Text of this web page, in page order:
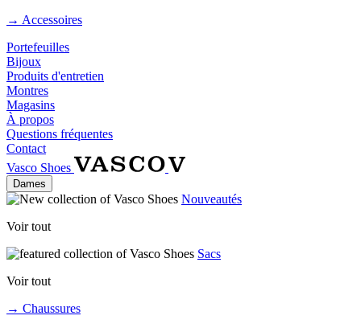
→ Accessoires
Portefeuilles
Bijoux
Produits d'entretien
Montres
Magasins
À propos
Questions fréquentes
Contact
Vasco Shoes
Dames
Nouveautés
Voir tout
Sacs
Voir tout
→ Chaussures